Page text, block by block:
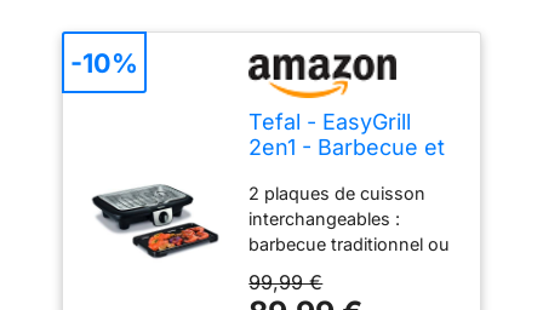
Tefal - EasyGrill
2en1 - Barbecue et
personnes - 2100w
2 plaques de cuisson
interchangeables :
barbecue traditionnel ou
intérieur comme en
99,99 €
-10%